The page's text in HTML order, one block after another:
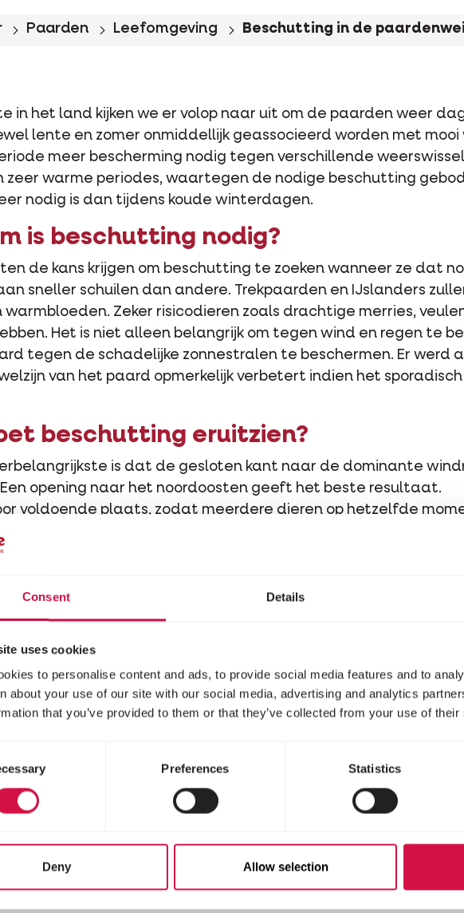
Consent Details
uses cookies
to personalise content and ads, to provide social media features and to
about your use of our site with our social media, advertising and analytics
that you’ve provided to them or that they’ve collected from your use of
Preferences Statistics
Deny Allow selection
Paarden Leefomgeving Beschutting in de
in het land kijken we er volop naar uit om de paarden weer
lente en zomer onmiddellijk geassocieerd worden met
meer bescherming nodig tegen verschillende
zeer warme periodes, waartegen de nodige beschutting
nodig is dan tijdens koude winterdagen.
is beschutting nodig?
de kans krijgen om beschutting te zoeken wanneer ze dat
sneller schuilen dan andere. Trekpaarden en IJslanders
warmbloeden. Zeker risicodieren zoals drachtige merries,
Het is niet alleen belangrijk om tegen wind en regen te
tegen de schadelijke zonnestralen te beschermen. Er
van het paard opmerkelijk verbetert indien het
beschutting eruitzien?
is dat de gesloten kant naar de dominante
opening naar het noordoosten geeft het beste resultaat.
voldoende plaats, zodat meerdere dieren op hetzelfde
bescherming zorg je het best voor een afwisseling
schuilhok uit degelijke en stevige materialen hoeft niet duur
even belangrijk.